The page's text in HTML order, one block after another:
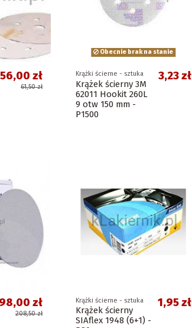
56,00 zł
61,50 zł
Obecnie brak na stanie
Krążki ścierne - sztuka
Krążek ścierny 3M
62011 Hookit 260L
9 otw 150 mm -
P1500
3,23 zł
zł
208,50 zł
Krążki ścierne - sztuka
Krążek ścierny
SIAflex 1948 (6+1) -
1,95 zł